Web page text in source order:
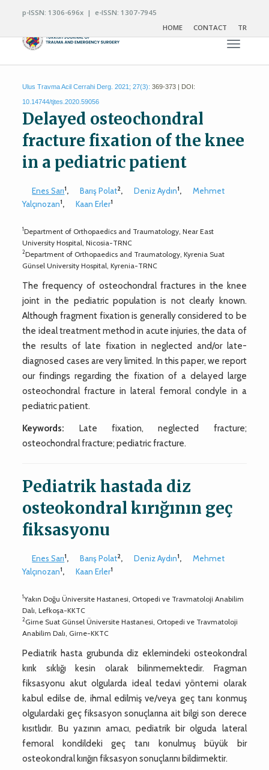
p-ISSN: 1306-696x | e-ISSN: 1307-7945
HOME
CONTACT TR
Toggle
Ulus Travma Acil Cerrahi Derg. 2021; 27(3): 369-373 | DOI:
10.14744/tjtes.2020.59056
Delayed osteochondral
fracture fixation of the knee
in a pediatric patient
Enes Sarı1, Barış Polat2, Deniz Aydın1,
Mehmet
Yalçınozan1, Kaan Erler1
1Department of Orthopaedics and Traumatology, Near East
University Hospital, Nicosia-TRNC
2Department of Orthopaedics and Traumatology, Kyrenia Suat
Günsel University Hospital, Kyrenia-TRNC
The frequency of osteochondral fractures in the knee
joint in the pediatric population is not clearly known.
Although fragment fixation is generally considered to be
the ideal treatment method in acute injuries, the data of
the results of late fixation in neglected and/or late-
diagnosed cases are very limited. In this paper, we report
our findings regarding the fixation of a delayed large
osteochondral fracture in lateral femoral condyle in a
pediatric patient.
Keywords: Late fixation, neglected fracture;
osteochondral fracture; pediatric fracture.
Pediatrik hastada diz
osteokondral kırığının geç
fiksasyonu
Enes Sarı1, Barış Polat2, Deniz Aydın1,
Mehmet
Yalçınozan1, Kaan Erler1
1Yakın Doğu Üniversite Hastanesi, Ortopedi ve Travmatoloji Anabilim
Dalı, Lefkoşa-KKTC
2Girne Suat Günsel Üniversite Hastanesi, Ortopedi ve Travmatoloji
Anabilim Dalı, Girne-KKTC
Pediatrik hasta grubunda diz eklemindeki osteokondral
kırık sıklığı kesin olarak bilinmemektedir. Fragman
fiksasyonu akut olgularda ideal tedavi yöntemi olarak
kabul edilse de, ihmal edilmiş ve/veya geç tanı konmuş
olgulardaki geç fiksasyon sonuçlarına ait bilgi son derece
kısıtlıdır. Bu yazının amacı, pediatrik bir olguda lateral
femoral kondildeki geç tanı konulmuş büyük bir
osteokondral kırığın fiksasyon sonuçlarını bildirmektir.